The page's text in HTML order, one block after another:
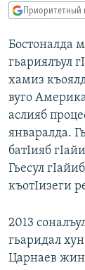
главной
навигации
Вернутся
поиску
IDEL.РЕАЛИИ
СОЦИАЛЬНЫЕ
Приоритетный
Бостоналда
гьариялъул
хамиз
вуго
аслияб
январалда.
батIияб
Гьесул
къотIизеги
2013
гьаридал
Царнаев